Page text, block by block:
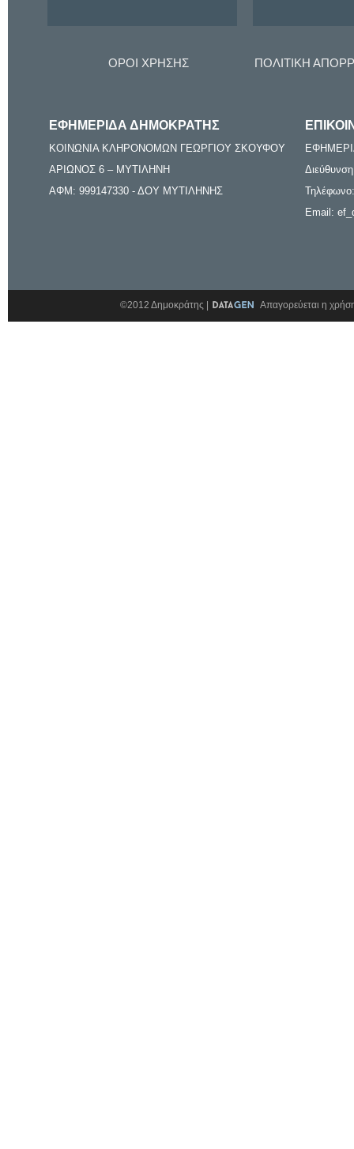
ΟΡΟΙ ΧΡΗΣΗΣ ΠΟΛΙΤΙΚΗ
ΕΦΗΜΕΡΙΔΑ ΔΗΜΟΚΡΑΤΗΣ
ΚΟΙΝΩΝΙΑ ΚΛΗΡΟΝΟΜΩΝ ΓΕΩΡΓΙΟΥ ΣΚΟΥΦΟΥ
ΑΡΙΩΝΟΣ 6 – ΜΥΤΙΛΗΝΗ
ΑΦΜ: 999147330 - ΔΟΥ ΜΥΤΙΛΗΝΗΣ
Email:
©2012 Δημοκράτης | Απαγορεύεται η